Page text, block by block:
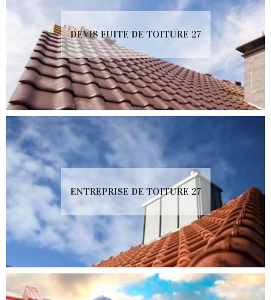
DEVIS FUITE DE TOITURE 27
ENTREPRISE DE TOITURE 27